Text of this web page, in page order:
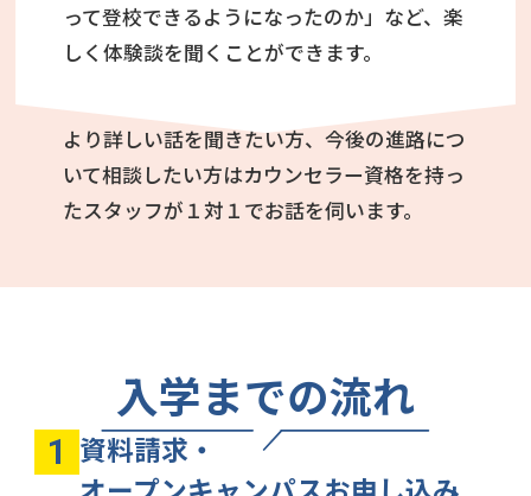
って登校できるようになったのか」など、楽
しく体験談を聞くことができます。
より詳しい話を聞きたい方、今後の進路につ
いて相談したい方はカウンセラー資格を持っ
たスタッフが１対１でお話を伺います。
入学までの流れ
1 資料請求・